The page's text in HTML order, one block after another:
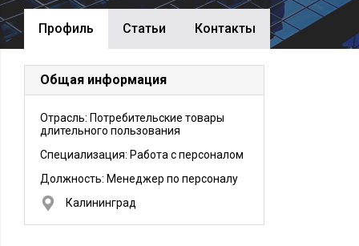
Профиль Cтатьи Контакты
Общая информация
Отрасль: Потребительские товары
длительного пользования
Специализация: Работа с персоналом
Должность: Менеджер по персоналу
Калининград